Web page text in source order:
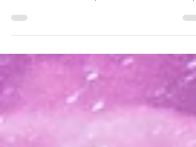
Ma première rencontre avec les Runes Au
dans une librairie qui avait une
remplie...